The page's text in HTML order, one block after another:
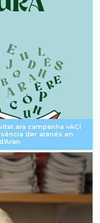
ara campanha «ACÍ
der aranés en